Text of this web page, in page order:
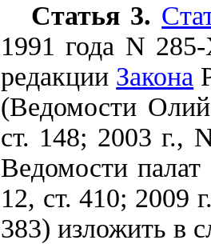
Статья 3.
1991 года N
редакции Закона
(Ведомости
ст. 148; 2003 г.,
Ведомости
12, ст. 410; 2009
383) изложить в